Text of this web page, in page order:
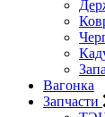
Вагонка
Запчасти